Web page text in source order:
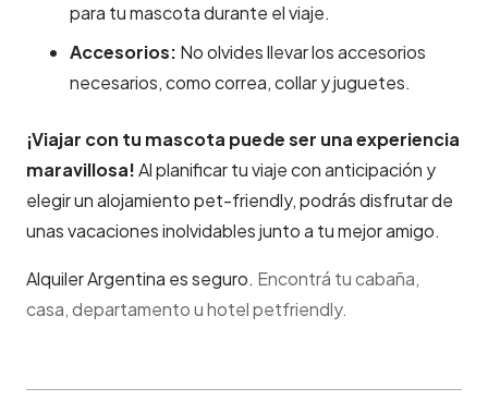
para tu mascota durante el viaje.
Accesorios: No olvides llevar los accesorios
necesarios, como correa, collar y juguetes.
¡Viajar con tu mascota puede ser una experiencia
maravillosa!Al planificar tu viaje con anticipación y
elegir un alojamiento pet-friendly, podrás disfrutar de
unas vacaciones inolvidables junto a tu mejor amigo.
Alquiler Argentina es seguro. Encontrá tu cabaña,
casa, departamento u hotel petfriendly.